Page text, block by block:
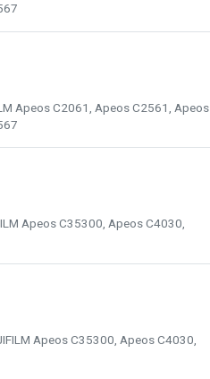
Apeos C2061, Apeos C2561, Apeos
Apeos C35300, Apeos C4030,
Apeos C35300, Apeos C4030,